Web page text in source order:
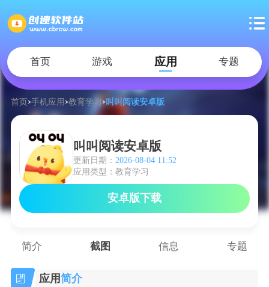
首页 游戏 应用 专题
首页 手机应用 教育学习 叫叫阅读安卓版
叫叫阅读安卓版
更新日期： 2026-08-04 11:52
应用类型：教育学习
安卓版下载
简介 截图 信息 专题
应用简介